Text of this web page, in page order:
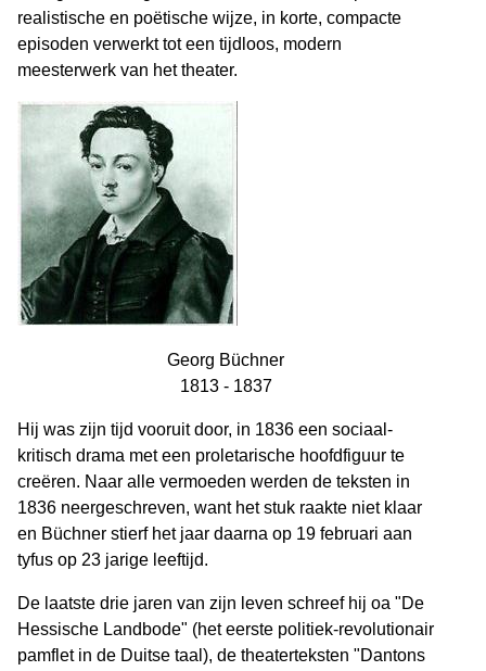
realistische en poëtische wijze, in korte, compacte
episoden verwerkt tot een tijdloos, modern
meesterwerk van het theater.
Georg Büchner
1813 - 1837
Hij was zijn tijd vooruit door, in 1836 een sociaal-
kritisch drama met een proletarische hoofdfiguur te
creëren. Naar alle vermoeden werden de teksten in
1836 neergeschreven, want het stuk raakte niet klaar
en Büchner stierf het jaar daarna op 19 februari aan
tyfus op 23 jarige leeftijd.
De laatste drie jaren van zijn leven schreef hij oa "De
Hessische Landbode" (het eerste politiek-revolutionair
pamflet in de Duitse taal), de theaterteksten "Dantons